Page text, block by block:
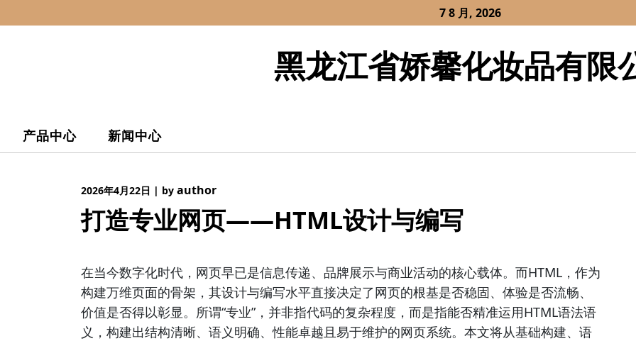
to
7 8 月, 2026
黑龙江省娇馨化妆品有限
产品中心 新闻中心
2026年4月22日 | by author
打造专业网页——HTML设计与编写
在当今数字化时代，网页早已是信息传递、品牌展示与商业活动的核心载体。而HTML，作为
构建万维页面的骨架，其设计与编写水平直接决定了网页的根基是否稳固、体验是否流畅、
价值是否得以彰显。所谓“专业”，并非指代码的复杂程度，而是指能否精准运用HTML语法语
义，构建出结构清晰、语义明确、性能卓越且易于维护的网页系统。本文将从基础构建、语